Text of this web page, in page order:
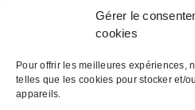
Gérer le
cookies
Pour offrir les meilleures expériences,
telles que les cookies pour stocker et/
appareils.